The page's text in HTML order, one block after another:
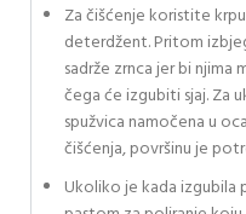
Za čišćenje koristite
deterdžent. Pritom
sadrže zrnca jer bi
čega će izgubiti sjaj. Za
spužvica namočena u
čišćenja, površinu je
Ukoliko je kada izgubila